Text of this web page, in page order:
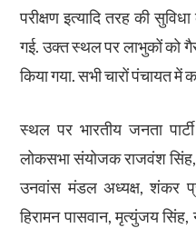
परीक्षण इत्यादि तरह की
गई. उक्त स्थल पर लाभुकों को
किया गया. सभी चारों पंचायत में
स्थल पर भारतीय जनता
लोकसभा संयोजक राजवंश सिंह,
उनवांस मंडल अध्यक्ष, शंकर
हिरामन पासवान, मृत्युंजय सिंह,